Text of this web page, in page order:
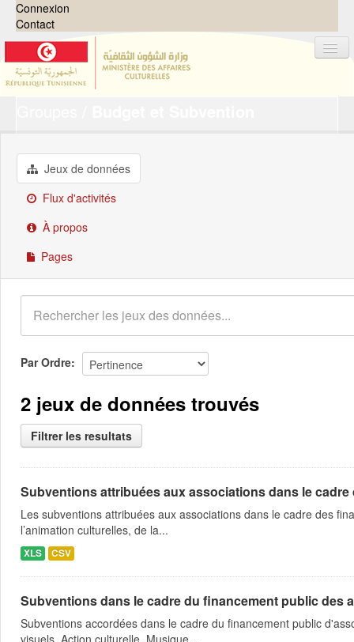
Connexion
Contact
Groupes
Demandes
À propos
Jeux de données
Flux d'activités
À propos
Pages
Par Ordre
2 jeux de données trouvés
Filtrer les resultats
Subventions attribuées aux associations dans le
Les subventions attribuées aux associations dans le cadre des
l’animation culturelles, de la...
XLS CSV
Subventions dans le cadre du financement public des
Subventions accordées dans le cadre du financement public
visuels, Action culturelle, Musique,...